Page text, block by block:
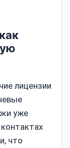
лицензии
уже
что